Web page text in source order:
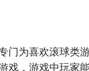
门为喜欢滚球类
戏，游戏中玩家